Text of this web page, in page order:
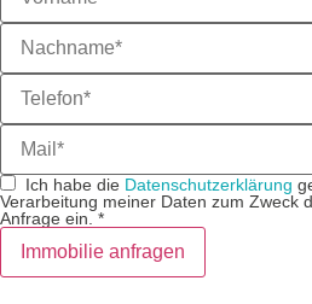
Ich habe die Datenschutzerklärung
Verarbeitung meiner Daten zum Zweck
Anfrage ein. *
Immobilie anfragen